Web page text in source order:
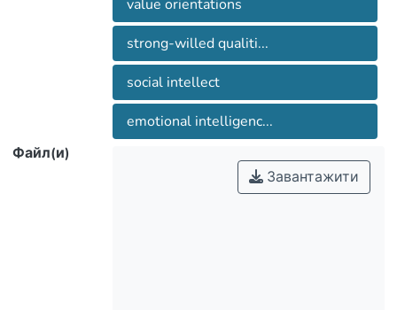
value orientations
strong-willed qualiti...
social intellect
emotional intelligenc...
Файл(и)
Завантажити